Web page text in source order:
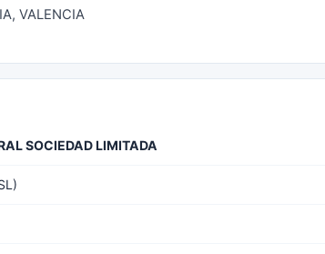
VALENCIA
SOCIEDAD LIMITADA